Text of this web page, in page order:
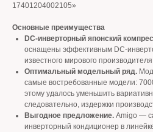
17401204002105»
Основные преимущества
DC-инверторный японский
оснащены эффективным DC-
известного мирового
Оптимальный модельный ряд.
самые востребованные модели:
этому удалось уменьшить
следовательно, издержки
Выгодное предложение. Amigo —
инверторный кондиционер в